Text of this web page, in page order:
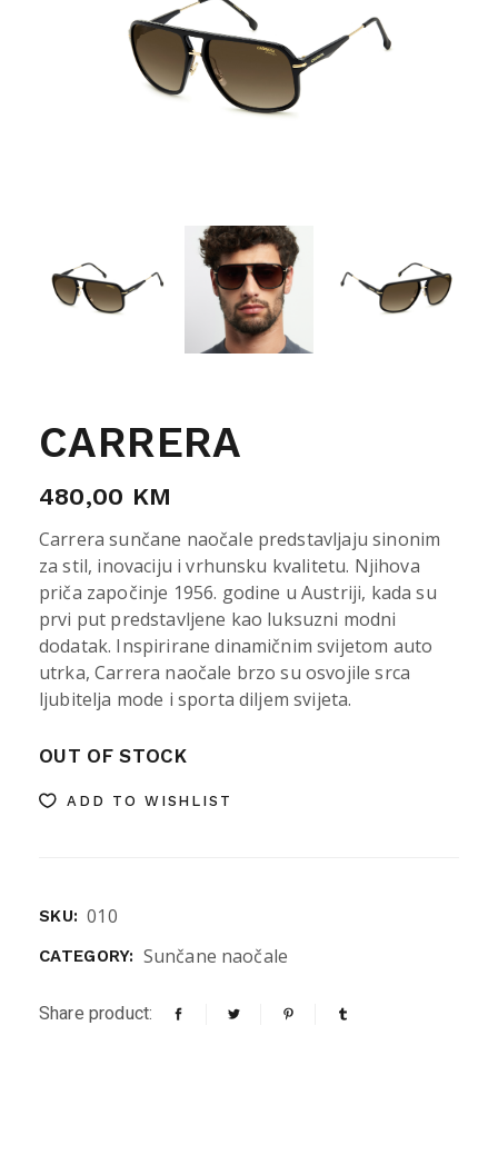
CARRERA
480,00 KM
Carrera sunčane naočale predstavljaju sinonim
za stil, inovaciju i vrhunsku kvalitetu. Njihova
priča započinje 1956. godine u Austriji, kada su
prvi put predstavljene kao luksuzni modni
dodatak. Inspirirane dinamičnim svijetom auto
utrka, Carrera naočale brzo su osvojile srca
ljubitelja mode i sporta diljem svijeta.
OUT OF STOCK
ADD TO WISHLIST
SKU: 010
CATEGORY: Sunčane naočale
Share product: